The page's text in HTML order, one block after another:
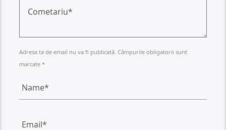
Adresa ta de email nu va fi publicată. Câmpurile obligatorii sunt
marcate *